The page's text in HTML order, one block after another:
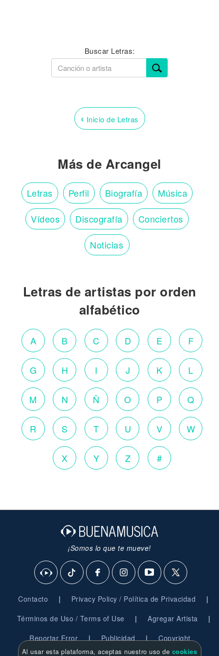
Buscar Letras:
‹ Inicio de Letras
Más de Arcangel
Letras Perfil Biografía Música
Vídeos Discografía Conciertos
Noticias
Letras de artistas por orden
alfabético
A B C D E F
G H I J K L
M N Ñ O P Q
R S T U V W
X Y Z #
¡Somos lo que te mueve!
Contacto | Privacy Policy / Política de Privacidad |
Términos de Uso / Terms of Use | Agregar Artista |
Reportar Error | Publicidad | Copyright
Al usar esta plataforma, aceptas nuestro uso de cookies